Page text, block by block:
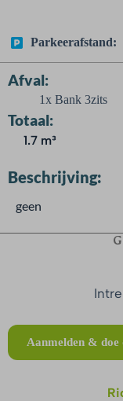
Parkeerafstand:
Afval:
1x Bank 3zits
Totaal:
1.7 m³
Beschrijving:
geen
Aanmelden & doe